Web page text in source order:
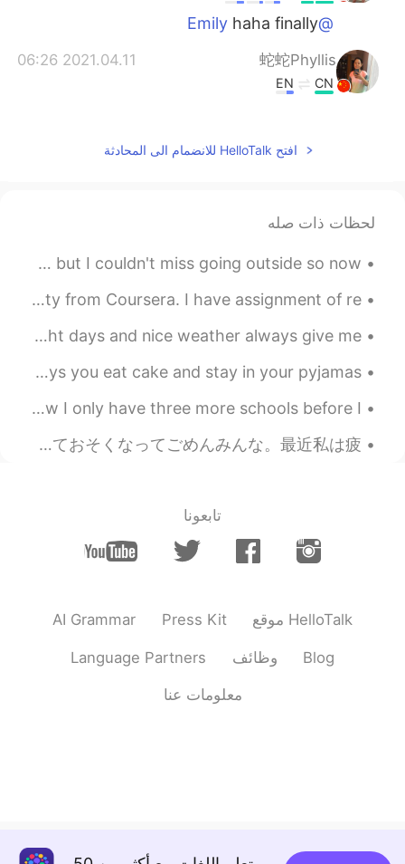
@Emily
haha finally
蛇蛇Phyllis
2021.04.11 06:26
CN
EN
Emily
2021.04.11 06:10
EN
VI
JP
KR
CN
@Lulu
haha thank you!
Vinh Diesel
2021.04.11 04:30
@Japple
haha...i chose
Vinh Diesel
2021.04.11 04:30
EN
VI
KR
CN
Lulu
2021.04.11 04:15
CN
EN
了一个HelloTalk朋友，打
之后，我
افتح HelloTalk للانضمام الى المحادثة
لحظات ذات صله
Snow on the Mountains today, it's actually cold today 🥶 but I couldn't miss going outside so now ...
I am doing "First Korean Step" Course by Yonsei University from Coursera. I have assignment of re...
I wanted to enjoy the blue sky and sunshine! 🌞🌳💐💙😌 Bright days and nice weather always give me ...
Some days you eat salads and go to the gym , and some days you eat cake and stay in your pyjamas ...
Here are some pictures from my graduation last week, now I only have three more schools before I ...
たくさんのアメリカ人は「wyd」が言うけど私はダサいと思います。「what’re you doing」と「whatcha doing」はいいです😌。 そしておそくなってごめんみんな。最近私は疲...
تابعونا
AI Grammar Press Kit موقع HelloTalk
Language Partners وظائف Blog
معلومات عنا